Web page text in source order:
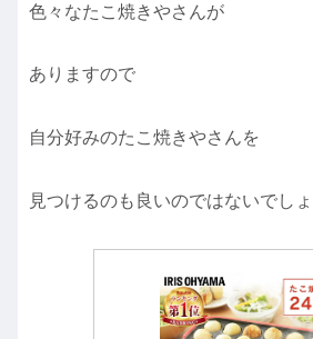
色々なたこ焼きやさんが
ありますので
自分好みのたこ焼きやさんを
見つけるのも良いのではないでしょ